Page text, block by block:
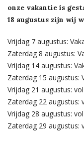
onze vakantie is
18 augustus zijn wij
Vrijdag 7 augustus:
Zaterdag 8 augustus:
Vrijdag 14 augustus:
Zaterdag 15 augustus:
Vrijdag 21 augustus: vol
Zaterdag 22 augustus:
Vrijdag 28 augustus: vol
Zaterdag 29 augustus: